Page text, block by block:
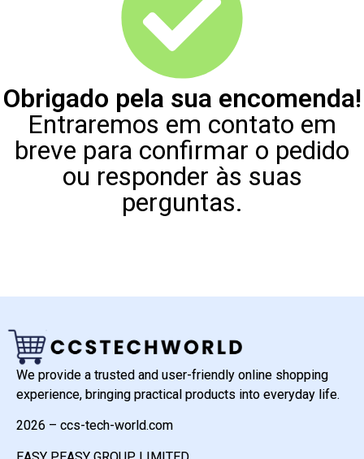
Obrigado pela sua encomenda!
Entraremos em contato em
breve para confirmar o pedido
ou responder às suas
perguntas.
We provide a trusted and user-friendly online shopping
experience, bringing practical products into everyday life.
2026 – ccs-tech-world.com